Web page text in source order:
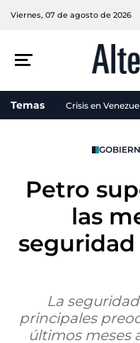
Viernes, 07 de agosto de 2026
Temas Crisis en
Petro
las
seguridad
La
principales
últimos meses